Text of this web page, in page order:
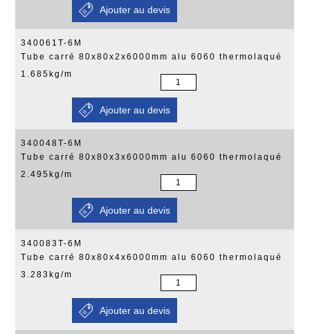
340061T-6M
Tube carré 80x80x2x6000mm alu 6060 thermolaqué
1.685kg/m
340048T-6M
Tube carré 80x80x3x6000mm alu 6060 thermolaqué
2.495kg/m
340083T-6M
Tube carré 80x80x4x6000mm alu 6060 thermolaqué
3.283kg/m